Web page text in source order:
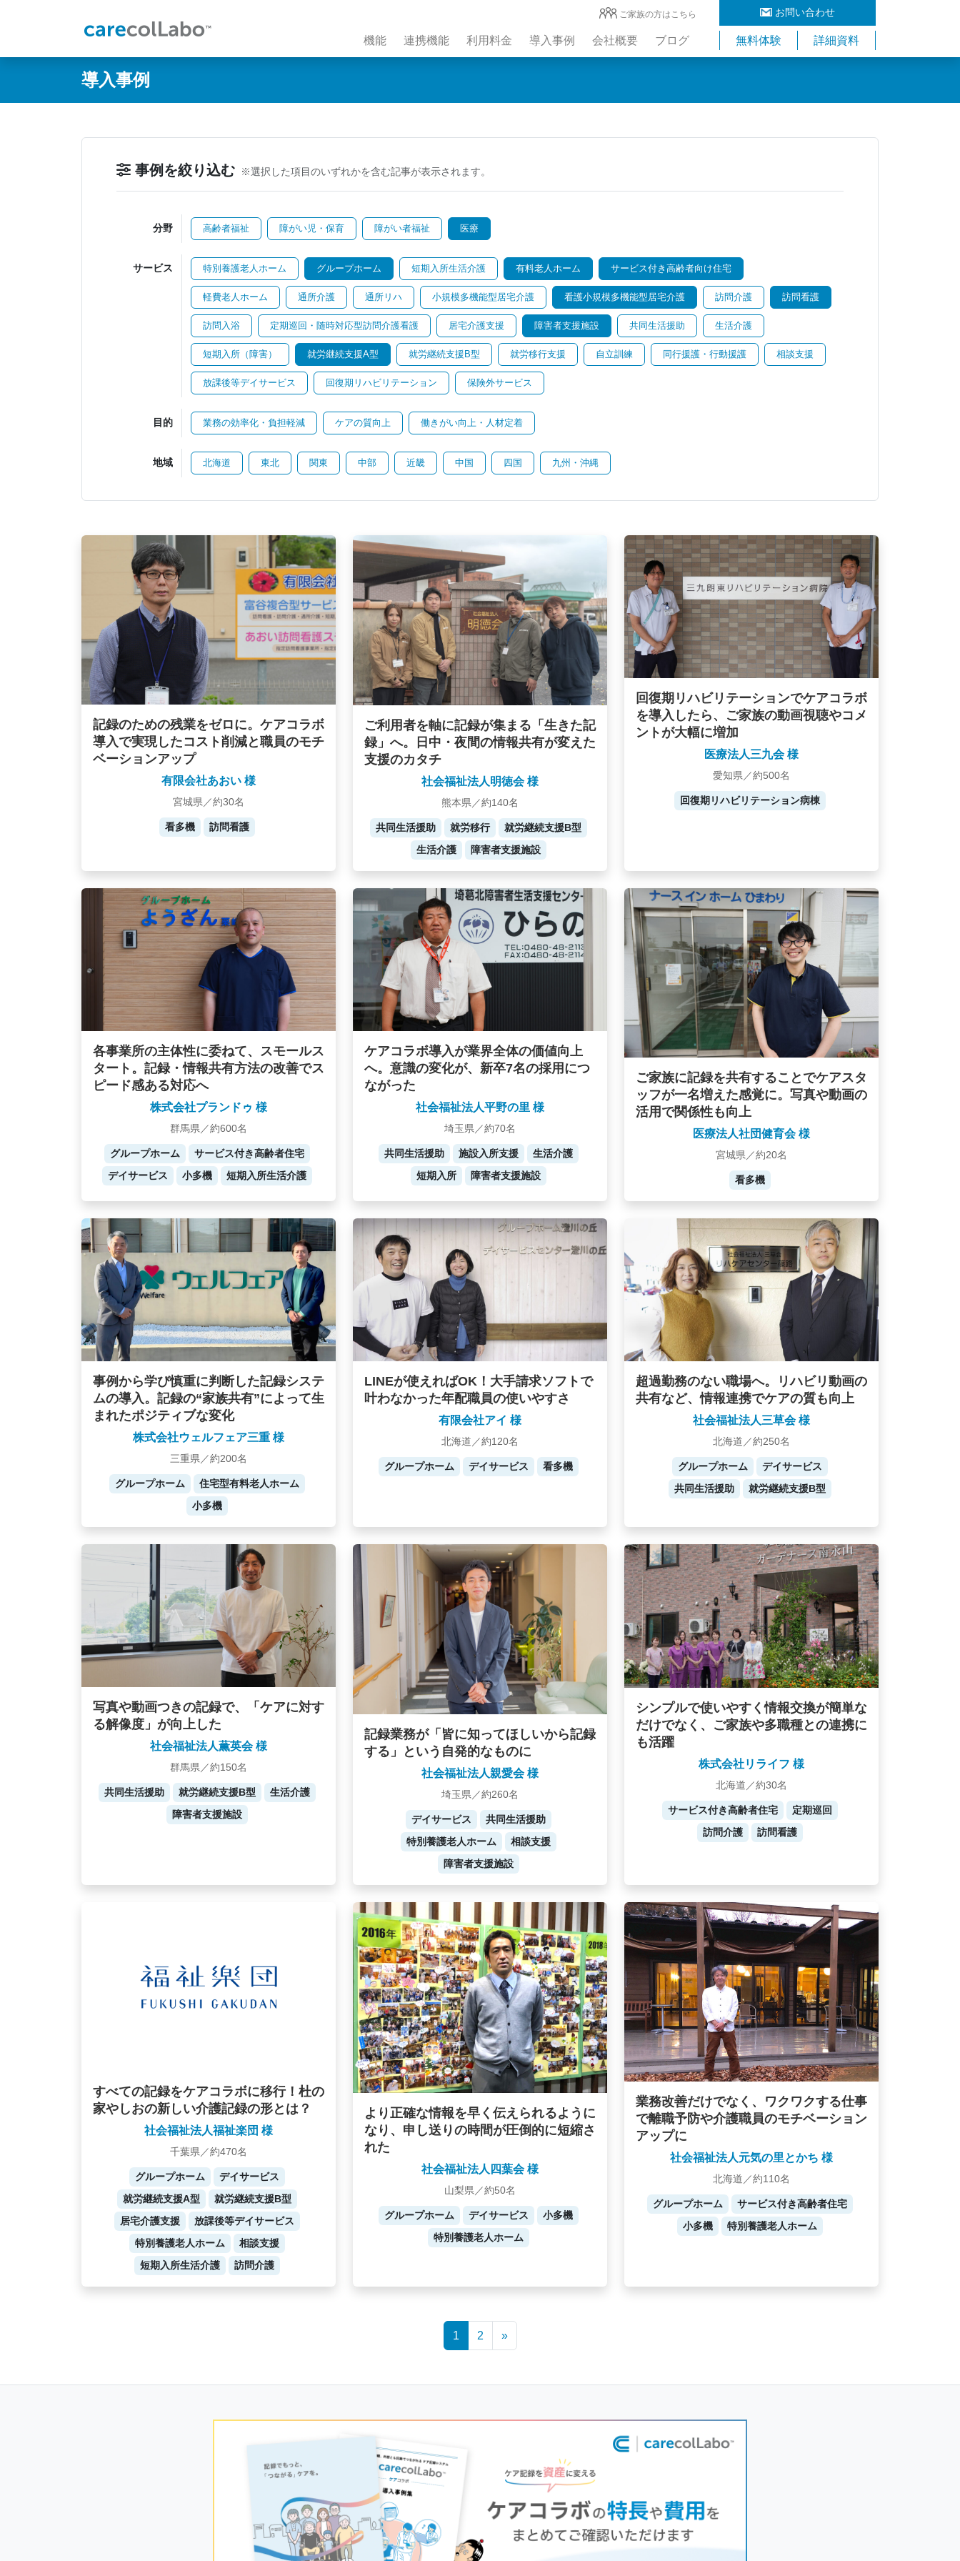
お問い合わせ
ご家族の方はこちら
機能 連携機能 利用料金 導入事例 会社概要 ブログ 無料体験 詳細資料
導入事例
事例を絞り込む ※選択した項目のいずれかを含む記事が表示されます。
分野 高齢者福祉 障がい児・保育 障がい者福祉 医療
サービス 特別養護老人ホーム グループホーム 短期入所生活介護 有料老人ホーム サービス付き高齢者向け住宅
軽費老人ホーム 通所介護 通所リハ 小規模多機能型居宅介護 看護小規模多機能型居宅介護 訪問介護 訪問看護
訪問入浴 定期巡回・随時対応型訪問介護看護 居宅介護支援 障害者支援施設 共同生活援助 生活介護
短期入所（障害） 就労継続支援A型 就労継続支援B型 就労移行支援 自立訓練 同行援護・行動援護 相談支援
放課後等デイサービス 回復期リハビリテーション 保険外サービス
目的 業務の効率化・負担軽減 ケアの質向上 働きがい向上・人材定着
地域 北海道 東北 関東 中部 近畿 中国 四国 九州・沖縄
記録のための残業をゼロに。ケアコラボ
導入で実現したコスト削減と職員のモチ
ベーションアップ
有限会社あおい 様
宮城県／約30名
看多機 訪問看護
ご利用者を軸に記録が集まる「生きた記
録」へ。日中・夜間の情報共有が変えた
支援のカタチ
社会福祉法人明徳会 様
熊本県／約140名
共同生活援助 就労移行
就労継続支援B型
生活介護
障害者支援施設
回復期リハビリテーションでケアコラボ
を導入したら、ご家族の動画視聴やコメ
ントが大幅に増加
医療法人三九会 様
愛知県／約500名
回復期リハビリテーション病棟
各事業所の主体性に委ねて、スモールス
タート。記録・情報共有方法の改善でス
ピード感ある対応へ
株式会社プランドゥ 様
群馬県／約600名
グループホーム
サービス付き高齢者住宅
デイサービス
小多機 短期入所生活介護
ケアコラボ導入が業界全体の価値向上
へ。意識の変化が、新卒7名の採用につ
ながった
社会福祉法人平野の里 様
埼玉県／約70名
共同生活援助 施設入所支援
生活介護
短期入所
障害者支援施設
ご家族に記録を共有することでケアスタ
ッフが一名増えた感覚に。写真や動画の
活用で関係性も向上
医療法人社団健育会 様
宮城県／約20名
看多機
事例から学び慎重に判断した記録システ
ムの導入。記録の“家族共有”によって生
まれたポジティブな変化
株式会社ウェルフェア三重 様
三重県／約200名
グループホーム
住宅型有料老人ホーム
小多機
LINEが使えればOK！大手請求ソフトで
叶わなかった年配職員の使いやすさ
有限会社アイ 様
北海道／約120名
グループホーム デイサービス 看多機
超過勤務のない職場へ。リハビリ動画の
共有など、情報連携でケアの質も向上
社会福祉法人三草会 様
北海道／約250名
グループホーム
デイサービス
共同生活援助
就労継続支援B型
写真や動画つきの記録で、「ケアに対す
る解像度」が向上した
社会福祉法人薫英会 様
群馬県／約150名
共同生活援助 就労継続支援B型
生活介護
障害者支援施設
記録業務が「皆に知ってほしいから記録
する」という自発的なものに
社会福祉法人親愛会 様
埼玉県／約260名
デイサービス
共同生活援助
特別養護老人ホーム
相談支援
障害者支援施設
シンプルで使いやすく情報交換が簡単な
だけでなく、ご家族や多職種との連携に
も活躍
株式会社リライフ 様
北海道／約30名
サービス付き高齢者住宅
定期巡回
訪問介護
訪問看護
すべての記録をケアコラボに移行！杜の
家やしおの新しい介護記録の形とは？
社会福祉法人福祉楽団 様
千葉県／約470名
グループホーム
デイサービス
就労継続支援A型
就労継続支援B型
居宅介護支援
放課後等デイサービス
特別養護老人ホーム
相談支援
短期入所生活介護
訪問介護
より正確な情報を早く伝えられるように
なり、申し送りの時間が圧倒的に短縮さ
れた
社会福祉法人四葉会 様
山梨県／約50名
グループホーム デイサービス
小多機
特別養護老人ホーム
業務改善だけでなく、ワクワクする仕事
で離職予防や介護職員のモチベーション
アップに
社会福祉法人元気の里とかち 様
北海道／約110名
グループホーム
サービス付き高齢者住宅
小多機
特別養護老人ホーム
1 2 »